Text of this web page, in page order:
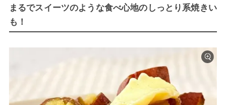
まるでスイーツのような食べ心地のしっとり系焼きい
も！